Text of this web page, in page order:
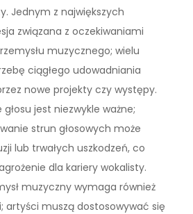
Jednym z największych
związana z oczekiwaniami
muzycznego; wielu
ciągłego udowadniania
nowe projekty czy występy.
jest niezwykle ważne;
strun głosowych może
lub trwałych uszkodzeń, co
dla kariery wokalisty.
muzyczny wymaga również
artyści muszą dostosowywać się